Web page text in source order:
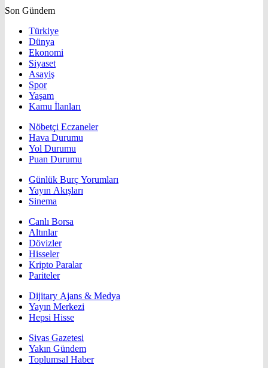
Son Gündem
Türkiye
Dünya
Ekonomi
Siyaset
Asayiş
Spor
Yaşam
Kamu İlanları
Nöbetçi Eczaneler
Hava Durumu
Yol Durumu
Puan Durumu
Günlük Burç Yorumları
Yayın Akışları
Sinema
Canlı Borsa
Altınlar
Dövizler
Hisseler
Kripto Paralar
Pariteler
Dijitary Ajans & Medya
Yayın Merkezi
Hepsi Hisse
Sivas Gazetesi
Yakın Gündem
Toplumsal Haber